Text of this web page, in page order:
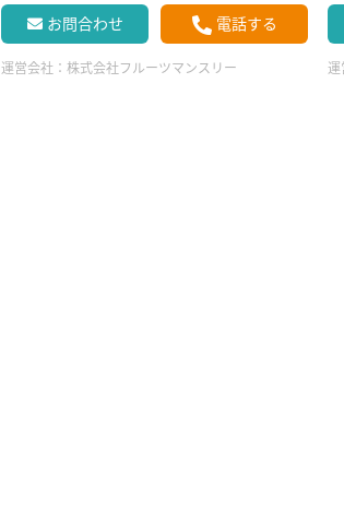
お問合わせ 電話する
運営会社：株式会社フルーツマンスリー 運